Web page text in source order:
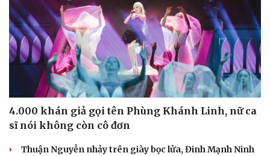
4.000 khán giả gọi tên Phùng Khánh Linh, nữ ca
sĩ nói không còn cô đơn
Thuận Nguyễn nhảy trên giày bọc lửa, Đinh Mạnh Ninh